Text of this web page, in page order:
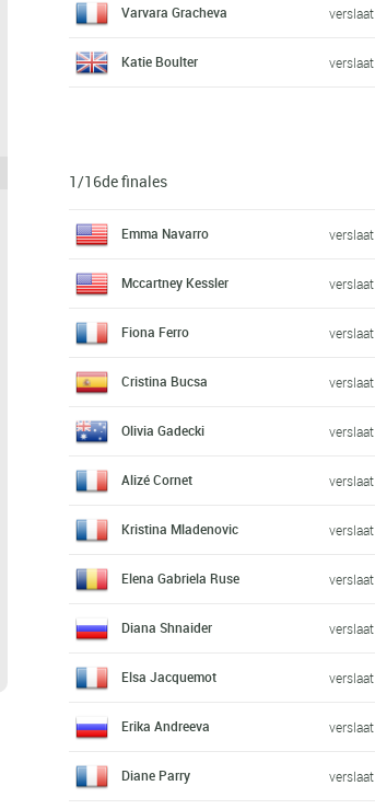
Varvara Gracheva verslaat
Katie Boulter verslaat
1/16de finales
Emma Navarro verslaat
Mccartney Kessler verslaat
Fiona Ferro verslaat
Cristina Bucsa verslaat
Olivia Gadecki verslaat
Alizé Cornet verslaat
Kristina Mladenovic verslaat
Elena Gabriela Ruse verslaat
Diana Shnaider verslaat
Elsa Jacquemot verslaat
Erika Andreeva verslaat
Diane Parry verslaat